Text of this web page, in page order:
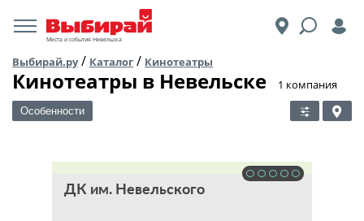
Места и события Невельска
Выбирай.ру/ Каталог / Кинотеатры
Кинотеатры в Невельске ​1 компания
Особенности
ДК им. Невельского